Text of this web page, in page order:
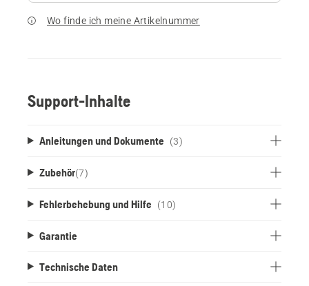
Wo finde ich meine Artikelnummer
Support-Inhalte
Anleitungen und Dokumente (3)
Zubehör(7)
Fehlerbehebung und Hilfe (10)
Garantie
Technische Daten